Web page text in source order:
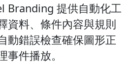
Branding 提供自動化工
資料、條件內容與規則
動錯誤檢查確保圖形正
件播放。